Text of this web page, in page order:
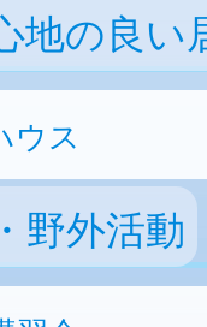
地の良い
ウス
野外活動